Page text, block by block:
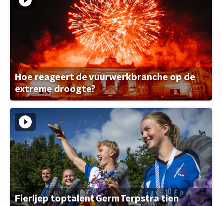
Hoe reageert de vuurwerkbranche op de
extreme droogte?
Fierljep toptalent Germ Terpstra tien